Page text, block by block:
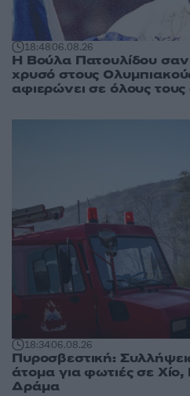
18:4806.08.26
Η Βούλα Πατουλίδου
χρυσό στους
αφιερώνει σε όλους
18:3406.08.26
Πυροσβεστική:
άτομα για φωτιές σε Χίο,
Δράμα